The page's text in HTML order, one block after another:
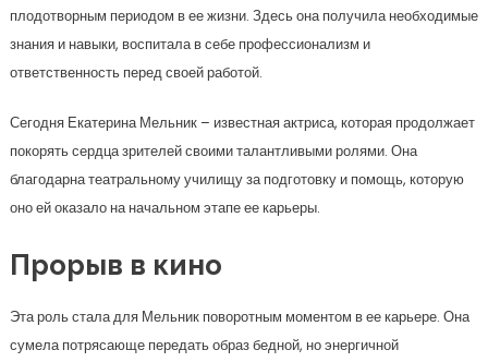
плодотворным периодом в ее жизни. Здесь она получила необходимые
знания и навыки, воспитала в себе профессионализм и
ответственность перед своей работой.
Сегодня Екатерина Мельник – известная актриса, которая продолжает
покорять сердца зрителей своими талантливыми ролями. Она
благодарна театральному училищу за подготовку и помощь, которую
оно ей оказало на начальном этапе ее карьеры.
Прорыв в кино
Эта роль стала для Мельник поворотным моментом в ее карьере. Она
сумела потрясающе передать образ бедной, но энергичной